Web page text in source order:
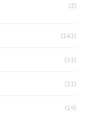
(2)
(143)
(33)
(21)
(19)